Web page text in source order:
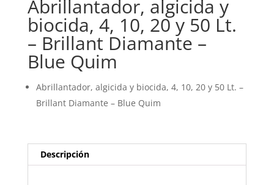
Abrillantador, algicida y
biocida, 4, 10, 20 y 50 Lt.
– Brillant Diamante –
Blue Quim
Abrillantador, algicida y biocida, 4, 10, 20 y 50 Lt. –
Brillant Diamante – Blue Quim
Descripción